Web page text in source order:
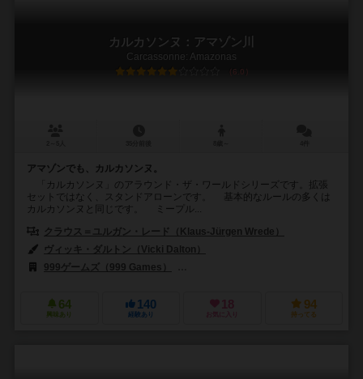
カルカソンヌ：アマゾン川
Carcassonne: Amazonas
6.0
アマゾンでも、カルカソンヌ。
「カルカソンヌ」のアラウンド・ザ・ワールドシリーズです。拡張
セットではなく、スタンドアローンです。 基本的なルールの多くは
カルカソンヌと同じです。 ミープル...
クラウス＝ユルガン・レード（Klaus-Jürgen Wrede）
ヴィッキ・ダルトン（Vicki Dalton）
999ゲームズ（999 Games）
64
興味あり
140
経験あり
18
お気に入り
94
持ってる